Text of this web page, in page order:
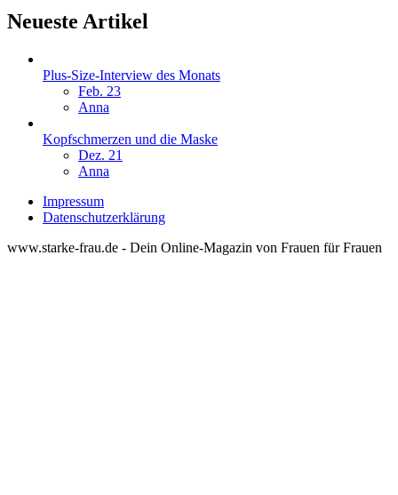
Neueste Artikel
Plus-Size-Interview des Monats
Feb. 23
Anna
Kopfschmerzen und die Maske
Dez. 21
Anna
Impressum
Datenschutzerklärung
www.starke-frau.de - Dein Online-Magazin von Frauen für Frauen